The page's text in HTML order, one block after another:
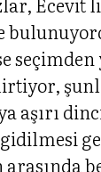
aşırı
arasında